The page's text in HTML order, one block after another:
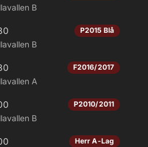
B
P2015 Blå
B
F2016/2017
A
P2010/2011
B
Herr A-Lag